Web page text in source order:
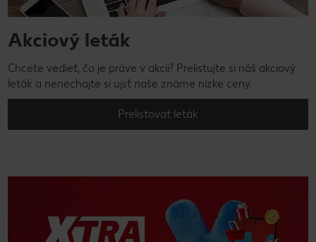
Akciový leták
Chcete vedieť, čo je práve v akcii? Prelistujte si náš akciový
leták a nenechajte si ujsť naše známe nízke ceny.
Prelistovať leták